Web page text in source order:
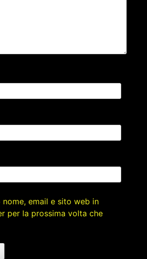
nome, email e sito web in
per la prossima volta che